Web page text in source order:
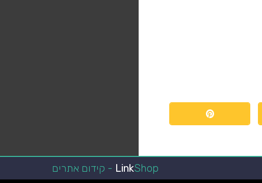
LinkShop - קידום אתרים